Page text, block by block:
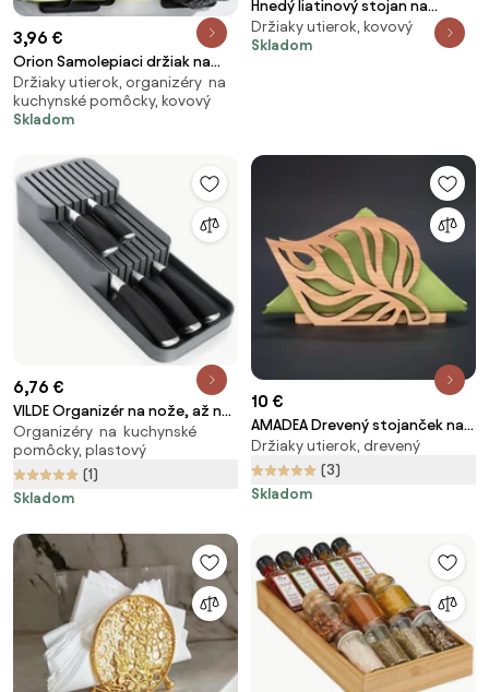
3,96 €
Orion Samolepiaci držiak na
špongiu - štvorec čierny 2 ks
Držiaky utierok, organizéry na
kuchynské pomôcky, kovový
Skladom
Hnedý liatinový stojan na
obrúsky s kohutom - 17*6*12 cm
Držiaky utierok, kovový
Skladom
6,76 €
VILDE Organizér na nože, až na
18 nožov, plastový sivý - 39 x
14,5 x 7,5 cm
Organizéry na kuchynské
pomôcky, plastový
(1)
Skladom
10 €
AMADEA Drevený stojanček na
obrúsky v tvare listu, masívne
jelša, 14x8,5x3,5 cm
Držiaky utierok, drevený
(3)
Skladom